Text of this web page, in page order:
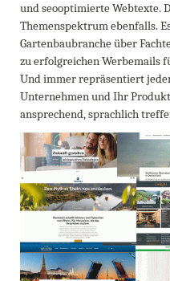
und seooptimierte Webtexte.
Themenspektrum ebenfalls.
Gartenbaubranche über
zu erfolgreichen Werbemails
Und immer repräsentiert
Unternehmen und Ihr
ansprechend, sprachlich